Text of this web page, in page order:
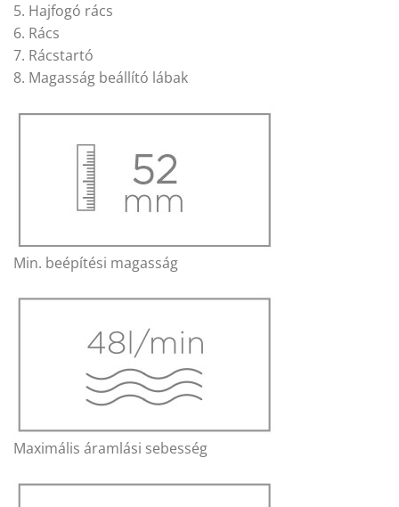
5. Hajfogó rács
6. Rács
7. Rácstartó
8. Magasság beállító lábak
Min. beépítési magasság
Maximális áramlási sebesség